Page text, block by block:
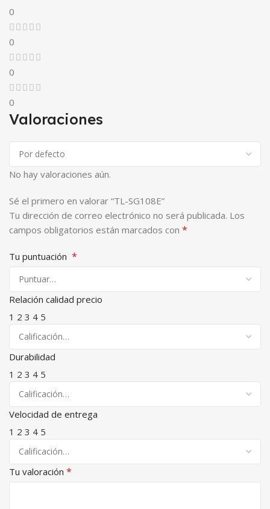
0
0
0
0
Valoraciones
No hay valoraciones aún.
Sé el primero en valorar “TL-SG108E”
Tu dirección de correo electrónico no será publicada. Los
campos obligatorios están marcados con *
Tu puntuación *
Relación calidad precio
1 2 3 4 5
Durabilidad
1 2 3 4 5
Velocidad de entrega
1 2 3 4 5
Tu valoración *